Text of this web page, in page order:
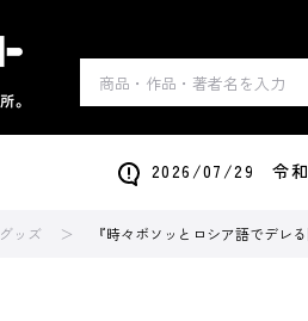
2026/07/29 令和8
グッズ 『時々ボソッとロシア語でデレ